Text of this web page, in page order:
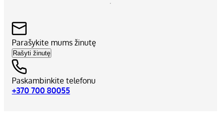
Parašykite mums žinutę
Rašyti žinutę
Paskambinkite telefonu
+370 700 80055